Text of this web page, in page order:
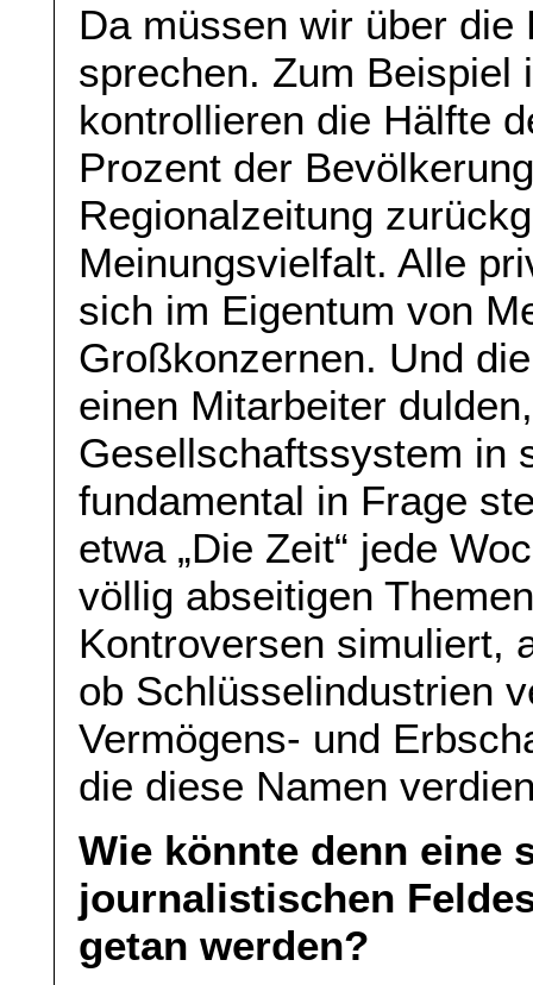
Da müssen wir über
sprechen. Zum Beispiel
kontrollieren die Hälfte
Prozent der
Regionalzeitung
Meinungsvielfalt. Alle
sich im Eigentum von
Großkonzernen. Und
einen Mitarbeiter
Gesellschaftssystem in
fundamental in Frage
etwa „Die Zeit“ jede
völlig abseitigen
Kontroversen simuliert,
ob Schlüsselindustrien
Vermögens- und
die diese Namen
Wie könnte denn eine
journalistischen
getan werden?